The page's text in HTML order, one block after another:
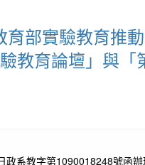
育部實驗教育推
教育論壇」與
政系教字第1090018248號函